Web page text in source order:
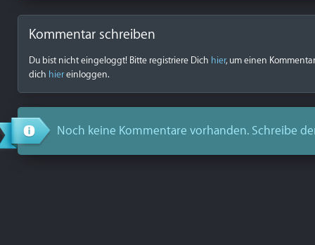
Kommentar schreiben
Du bist nicht eingeloggt! Bitte registriere Dich hier, um einen
dich hiereinloggen.
Noch keine Kommentare vorhanden. Schreibe